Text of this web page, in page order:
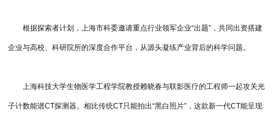
根据探索者计划，上海市科委邀请重点行业领军企业“出题”，共同出资搭建
企业与高校、科研院所的深度合作平台，从源头凝练产业背后的科学问题。
上海科技大学生物医学工程学院教授赖晓春与联影医疗的工程师一起攻关光
子计数能谱CT探测器。相比传统CT只能拍出“黑白照片”，这款新一代CT能呈现